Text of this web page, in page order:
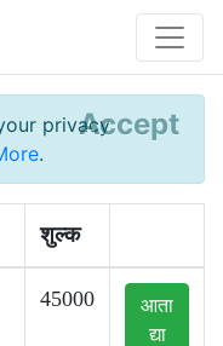
privacy
.
Accept
शुल्क
45000
आता
द्या